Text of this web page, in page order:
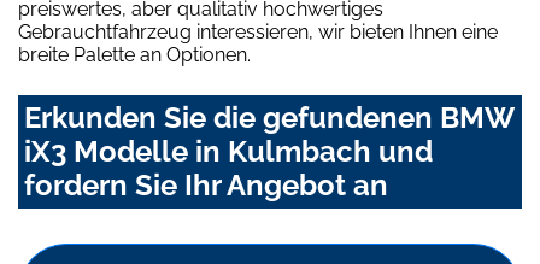
preiswertes, aber qualitativ hochwertiges
Gebrauchtfahrzeug interessieren, wir bieten Ihnen eine
breite Palette an Optionen.
Erkunden Sie die gefundenen BMW
iX3 Modelle in Kulmbach und
fordern Sie Ihr Angebot an